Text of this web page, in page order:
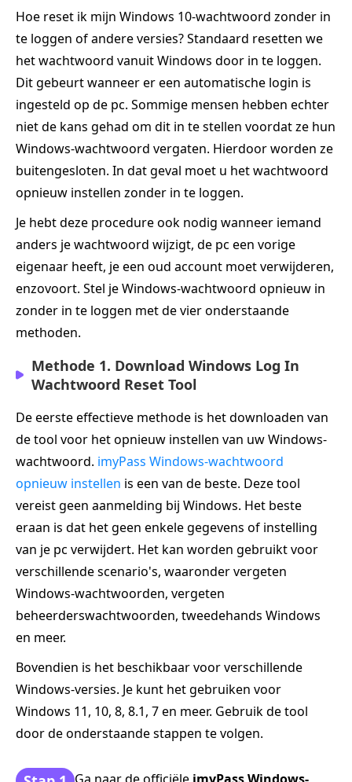
Hoe reset ik mijn Windows 10-wachtwoord zonder in
te loggen of andere versies? Standaard resetten we
het wachtwoord vanuit Windows door in te loggen.
Dit gebeurt wanneer er een automatische login is
ingesteld op de pc. Sommige mensen hebben echter
niet de kans gehad om dit in te stellen voordat ze hun
Windows-wachtwoord vergaten. Hierdoor worden ze
buitengesloten. In dat geval moet u het wachtwoord
opnieuw instellen zonder in te loggen.
Je hebt deze procedure ook nodig wanneer iemand
anders je wachtwoord wijzigt, de pc een vorige
eigenaar heeft, je een oud account moet verwijderen,
enzovoort. Stel je Windows-wachtwoord opnieuw in
zonder in te loggen met de vier onderstaande
methoden.
Methode 1. Download Windows Log In
Wachtwoord Reset Tool
De eerste effectieve methode is het downloaden van
de tool voor het opnieuw instellen van uw Windows-
wachtwoord. imyPass Windows-wachtwoord
opnieuw instellen is een van de beste. Deze tool
vereist geen aanmelding bij Windows. Het beste
eraan is dat het geen enkele gegevens of instelling
van je pc verwijdert. Het kan worden gebruikt voor
verschillende scenario's, waaronder vergeten
Windows-wachtwoorden, vergeten
beheerderswachtwoorden, tweedehands Windows
en meer.
Bovendien is het beschikbaar voor verschillende
Windows-versies. Je kunt het gebruiken voor
Windows 11, 10, 8, 8.1, 7 en meer. Gebruik de tool
door de onderstaande stappen te volgen.